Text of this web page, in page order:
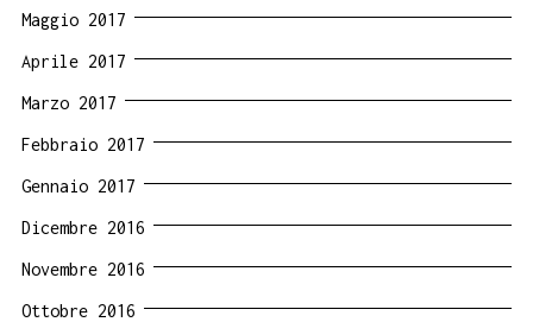
Maggio 2017
Aprile 2017
Marzo 2017
Febbraio 2017
Gennaio 2017
Dicembre 2016
Novembre 2016
Ottobre 2016